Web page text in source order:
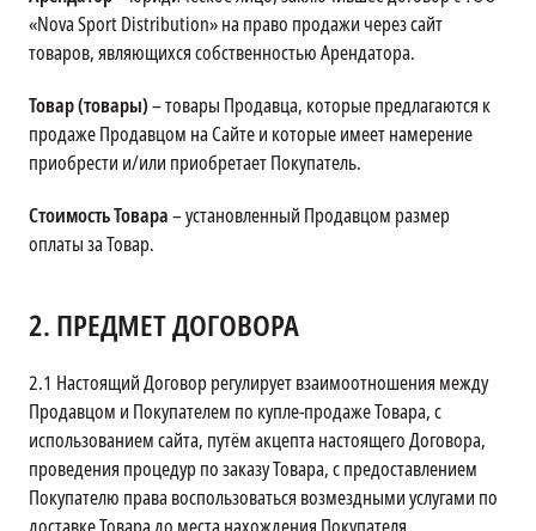
«Nova Sport Distribution» на право продажи через сайт
товаров, являющихся собственностью Арендатора.
Товар (товары)– товары Продавца, которые предлагаются к
продаже Продавцом на Сайте и которые имеет намерение
приобрести и/или приобретает Покупатель.
Стоимость Товара– установленный Продавцом размер
оплаты за Товар.
2. ПРЕДМЕТ ДОГОВОРА
2.1 Настоящий Договор регулирует взаимоотношения между
Продавцом и Покупателем по купле-продаже Товара, с
использованием сайта, путём акцепта настоящего Договора,
проведения процедур по заказу Товара, с предоставлением
Покупателю права воспользоваться возмездными услугами по